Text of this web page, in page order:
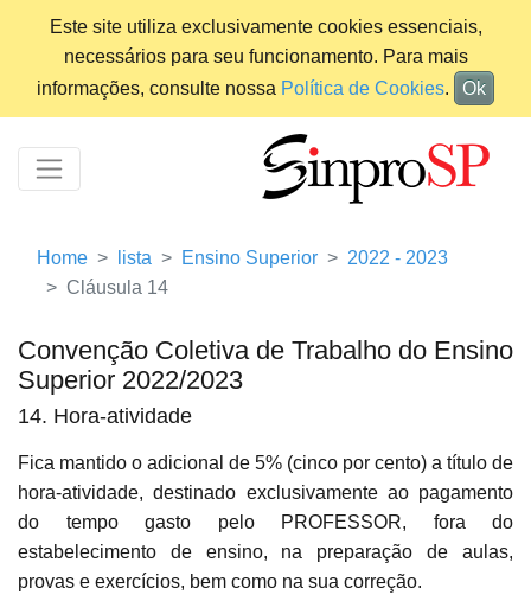
Este site utiliza exclusivamente cookies essenciais,
necessários para seu funcionamento. Para mais
informações, consulte nossa Política de Cookies. Ok
Home lista Ensino Superior
2022 - 2023
Cláusula 14
Convenção Coletiva de Trabalho do Ensino
Superior 2022/2023
14. Hora-atividade
Fica mantido o adicional de 5% (cinco por cento) a título de
hora-atividade, destinado exclusivamente ao pagamento
do tempo gasto pelo PROFESSOR, fora do
estabelecimento de ensino, na preparação de aulas,
provas e exercícios, bem como na sua correção.